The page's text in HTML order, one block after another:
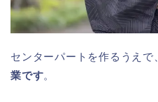
センターパートを作るうえで
業です。